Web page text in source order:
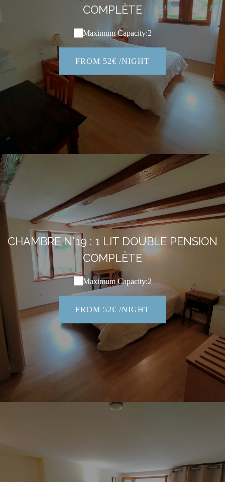
COMPLÈTE
Maximum Capacity:2
FROM 52€ /NIGHT
CHAMBRE N°19 : 1 LIT DOUBLE PENSION
COMPLÈTE
Maximum Capacity:2
FROM 52€ /NIGHT